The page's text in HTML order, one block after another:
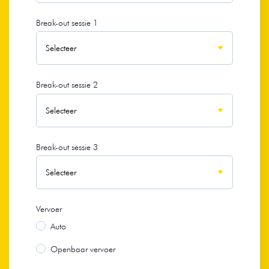
Break-out sessie 1
Break-out sessie 2
Break-out sessie 3
Vervoer
Auto
Openbaar vervoer